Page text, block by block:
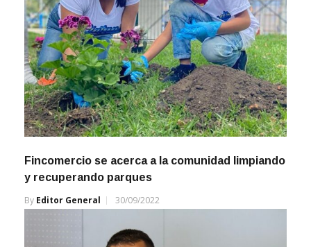
Fincomercio se acerca a la comunidad limpiando
y recuperando parques
By Editor General 30/09/2022